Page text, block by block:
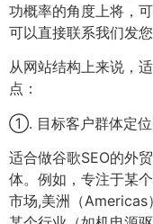
功概率的角度上将，
可以直接联系我们发
从网站结构上来说，
点：
①. 目标客户群体定位
适合做谷歌SEO的外
体。例如，专注于某
市场,美洲（Americas